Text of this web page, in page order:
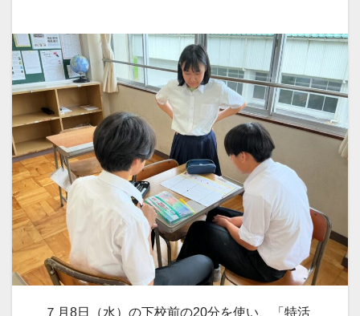
７月8日（水）の下校前の20分を使い、「特活